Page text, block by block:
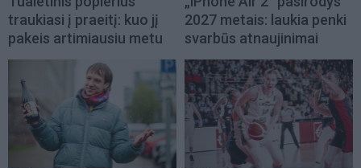
traukiasi į praeitį: kuo jį
pakeis artimiausiu metu
2027 metais: laukia penki
svarbūs atnaujinimai